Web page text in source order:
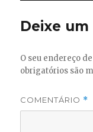
Deixe
O seu endereço
obrigatórios são
COMENTÁRIO *